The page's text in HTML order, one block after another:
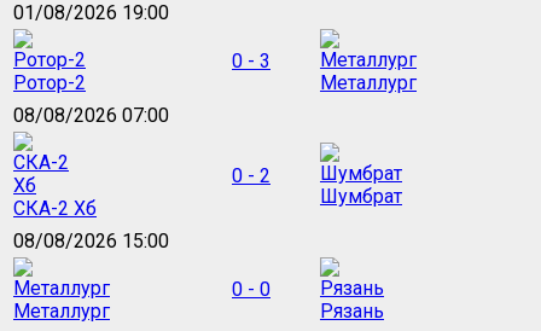
01/08/2026 19:00
Ротор-2
0 - 3
Металлург
08/08/2026 07:00
СКА-2 Хб
0 - 2
Шумбрат
08/08/2026 15:00
Металлург
0 - 0
Рязань